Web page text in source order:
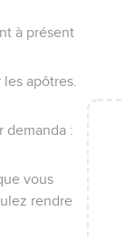
à présent
apôtres.
demanda :
vous
rendre